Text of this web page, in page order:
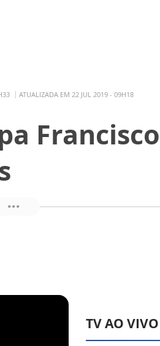
ATUALIZADA EM 22 JUL 2019 - 09H18
TV AO VIVO